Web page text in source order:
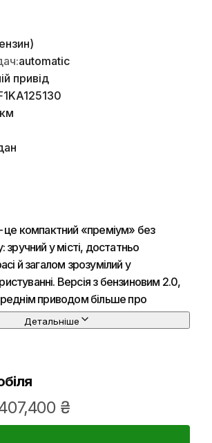
automatic
привід
компактний «преміум» без
зручний у місті, достатньо
й загалом зрозумілий у
Версія з бензиновим 2.0,
приводом більше про
їзду, ніж про максимальне
виглядає стримано й акуратно:
пропорції, без «крику» в дизайні.
Детальніше
₴